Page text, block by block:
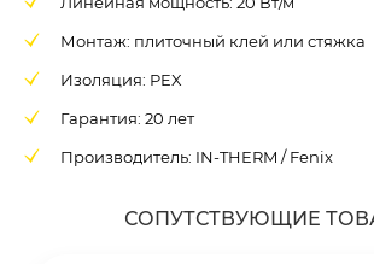
Монтаж: плиточный клей или стяжка
Изоляция: PEX
Гарантия: 20 лет
Производитель: IN-THERM / Fenix
СОПУТСТВУЮЩИЕ